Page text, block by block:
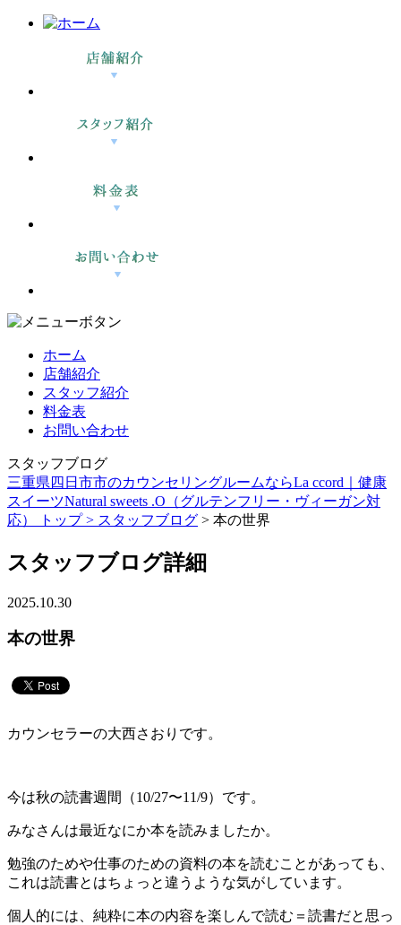
ホーム
店舗紹介
スタッフ紹介
料金表
お問い合わせ
スタッフブログ
三重県四日市市のカウンセリングルームならLa ccord｜健康
スイーツNatural sweets .O（グルテンフリー・ヴィーガン対
応） トップ > スタッフブログ > 本の世界
スタッフブログ詳細
2025.10.30
本の世界
カウンセラーの大西さおりです。
今は秋の読書週間（10/27〜11/9）です。
みなさんは最近なにか本を読みましたか。
勉強のためや仕事のための資料の本を読むことがあっても、
これは読書とはちょっと違うような気がしています。
個人的には、純粋に本の内容を楽しんで読む＝読書だと思っ